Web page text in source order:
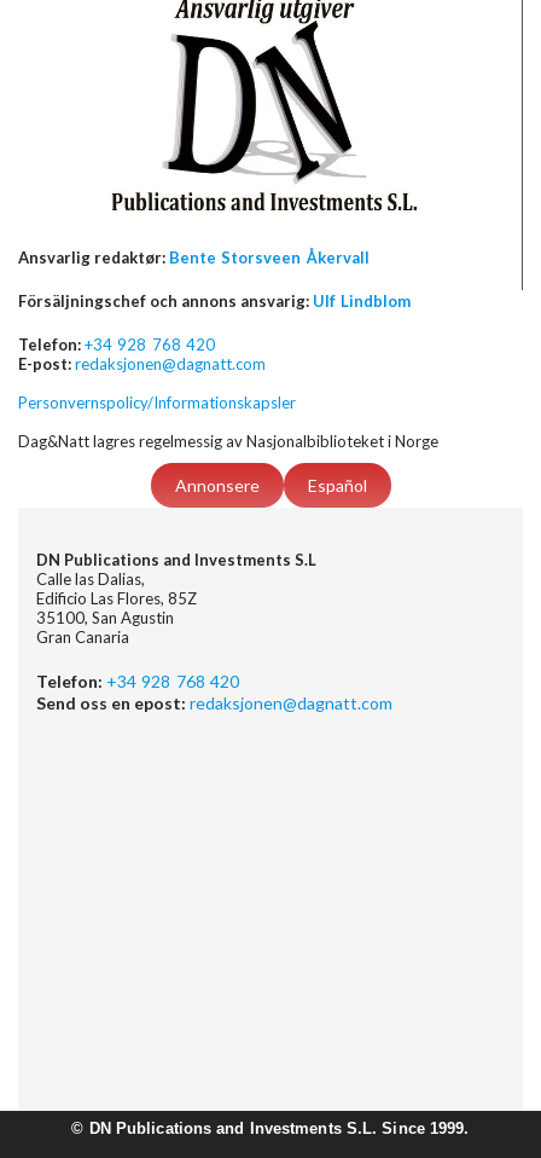
Ansvarlig redaktør: Bente Storsveen Åkervall
Försäljningschef och annons ansvarig: Ulf Lindblom
Telefon:+34 928 768 420
E-post:redaksjonen@dagnatt.com
Personvernspolicy/Informationskapsler
Dag&Natt lagres regelmessig av Nasjonalbiblioteket i Norge
Annonsere Español
DN Publications and Investments S.L
Calle las Dalias,
Edificio Las Flores, 85Z
35100, San Agustin
Gran Canaria
Telefon: +34 928 768 420
Send oss en epost: redaksjonen@dagnatt.com
© DN Publications and Investments S.L. Since 1999.